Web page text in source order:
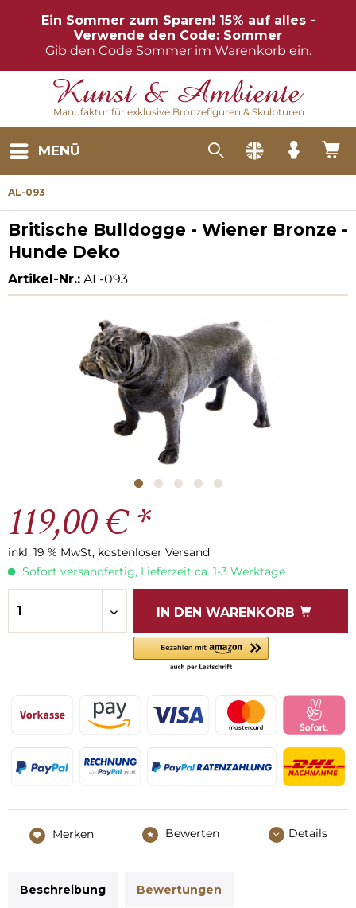
Ein Sommer zum Sparen! 15% auf alles -
Verwende den Code: Sommer
Gib den Code Sommer im Warenkorb ein.
Manufaktur für exklusive Bronzefiguren & Skulpturen
MENÜ
AL-093
Britische Bulldogge - Wiener Bronze -
Hunde Deko
Artikel-Nr.: AL-093
119,00 € *
inkl. 19 % MwSt, kostenloser Versand
Sofort versandfertig, Lieferzeit ca. 1-3 Werktage
IN DEN WARENKORB
Merken Bewerten Details
Beschreibung Bewertungen